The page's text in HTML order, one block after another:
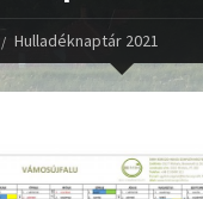
Hulladéknaptár 2021